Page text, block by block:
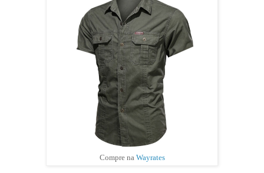
Compre na Wayrates